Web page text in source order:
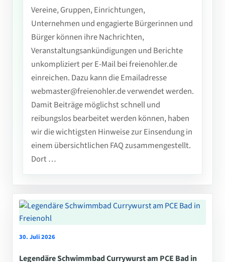
Vereine, Gruppen, Einrichtungen,
Unternehmen und engagierte Bürgerinnen und
Bürger können ihre Nachrichten,
Veranstaltungsankündigungen und Berichte
unkompliziert per E-Mail bei freienohler.de
einreichen. Dazu kann die Emailadresse
webmaster@freienohler.de verwendet werden.
Damit Beiträge möglichst schnell und
reibungslos bearbeitet werden können, haben
wir die wichtigsten Hinweise zur Einsendung in
einem übersichtlichen FAQ zusammengestellt.
Dort …
30. Juli 2026
Legendäre Schwimmbad Currywurst am PCE Bad in